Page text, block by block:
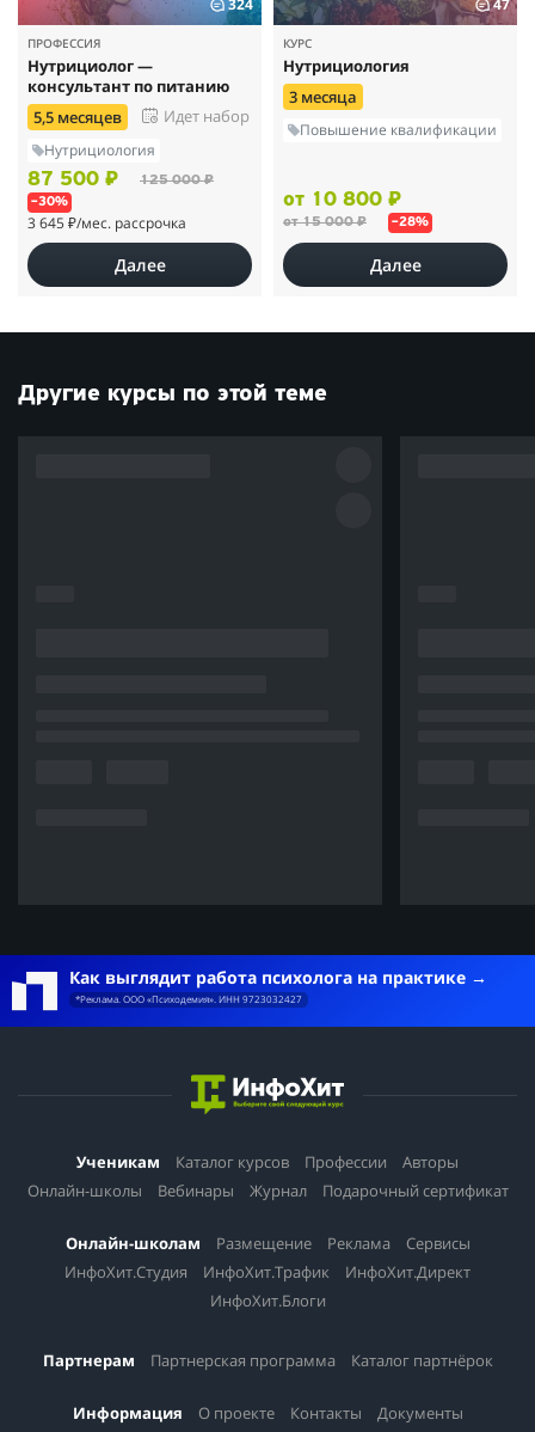
ПРОФЕССИЯ
Нутрициолог —
консультант по питанию
5,5 месяцев
Идет набор
Нутрициология
87 500 ₽ 125 000 ₽
–30%
3 645 ₽/мес. рассрочка
Далее
КУРС
Нутрициология
3 месяца
Повышение квалификации
от 10 800 ₽
от 15 000 ₽ –28%
Далее
Другие курсы по этой теме
Как выглядит работа психолога на практике
*Реклама. ООО «Психодемия». ИНН 9723032427
Ученикам Каталог курсов Профессии
Авторы
Онлайн-школы
Вебинары Журнал Подарочный сертификат
Онлайн-школам Размещение Реклама
Сервисы
ИнфоХит.Студия
ИнфоХит.Трафик
ИнфоХит.Директ
ИнфоХит.Блоги
Партнерам Партнерская программа Каталог партнёрок
Информация О проекте Контакты
Документы